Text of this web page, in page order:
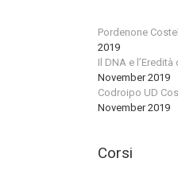
Pordenone
2019
Il DNA e
November 2019
Codroipo UD
November 2019
Corsi